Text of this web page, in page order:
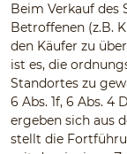
Beim Verkauf des
Betroffenen (z.B.
den Käufer zu
ist es, die
Standortes zu
6 Abs. 1f, 6 Abs. 4
ergeben sich aus
stellt die